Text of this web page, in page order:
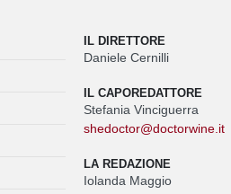
IL DIRETTORE
Daniele Cernilli
IL CAPOREDATTORE
Stefania Vinciguerra
shedoctor@doctorwine.it
LA REDAZIONE
Iolanda Maggio